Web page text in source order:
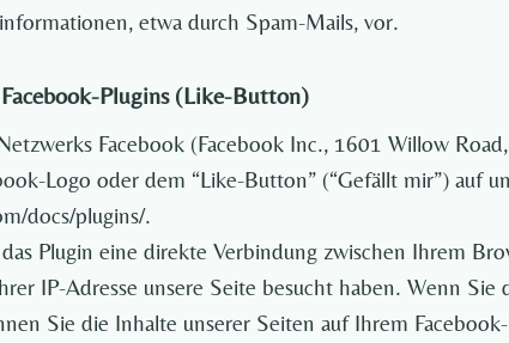
etwa durch Spam-Mails, vor.
Plugins (Like-Button)
Facebook (Facebook Inc., 1601 Willow
Logo oder dem “Like-Button” (“Gefällt mir”) auf
docs/plugins/.
Plugin eine direkte Verbindung zwischen Ihrem
IP-Adresse unsere Seite besucht haben. Wenn
Sie die Inhalte unserer Seiten auf Ihrem